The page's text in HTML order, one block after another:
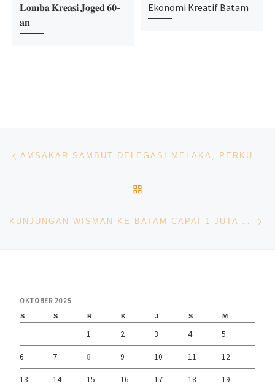
𝐋𝐨𝐦𝐛𝐚 𝐊𝐫𝐞𝐚𝐬𝐢 𝐉𝐨𝐠𝐞𝐝 𝟔𝟎-
𝐚𝐧
Ekonomi Kreatif Batam
Navigasi pos AMSAKAR SAMBUT DELEGASI MELAKA, PERKUAT HUBUNGAN BATAM-MELAKA
KUNJUNGAN WISMAN KE BATAM CAPAI 1 JUTA ORANG HINGGA AGUSTUS 2025, BATAM KIAN MANTAP JADI GERBANG WISATA KEPRI
OKTOBER 2025
S S R K J S M
1 2 3 4 5
6 7 8 9 10 11 12
13 14 15 16 17 18 19